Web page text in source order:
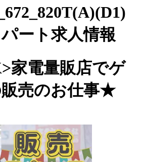
ート求人情報
家電量販店でゲ
売のお仕事★